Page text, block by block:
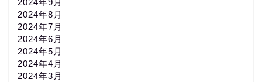
2024年8月
2024年7月
2024年6月
2024年5月
2024年4月
2024年3月